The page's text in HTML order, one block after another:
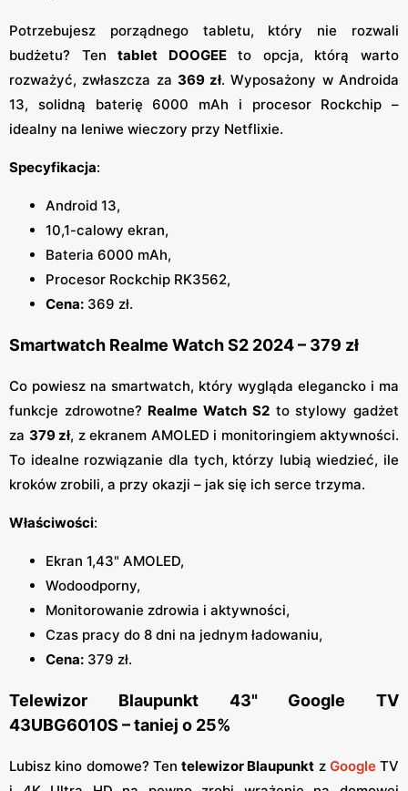
Potrzebujesz porządnego tabletu, który nie rozwali
budżetu? Tentablet DOOGEEto opcja, którą warto
rozważyć, zwłaszcza za 369 zł. Wyposażony w Androida
13, solidną baterię 6000 mAh i procesor Rockchip –
idealny na leniwe wieczory przy Netflixie.
Specyfikacja:
Android 13,
10,1-calowy ekran,
Bateria 6000 mAh,
Procesor Rockchip RK3562,
Cena: 369 zł.
Smartwatch Realme Watch S2 2024 – 379 zł
Co powiesz na smartwatch, który wygląda elegancko i ma
funkcje zdrowotne? Realme Watch S2to stylowy gadżet
za 379 zł, z ekranem AMOLED i monitoringiem aktywności.
To idealne rozwiązanie dla tych, którzy lubią wiedzieć, ile
kroków zrobili, a przy okazji – jak się ich serce trzyma.
Właściwości:
Ekran 1,43" AMOLED,
Wodoodporny,
Monitorowanie zdrowia i aktywności,
Czas pracy do 8 dni na jednym ładowaniu,
Cena: 379 zł.
Telewizor Blaupunkt 43" Google TV
43UBG6010S – taniej o 25%
Lubisz kino domowe? Ten telewizor Blaupunkt z GoogleTV